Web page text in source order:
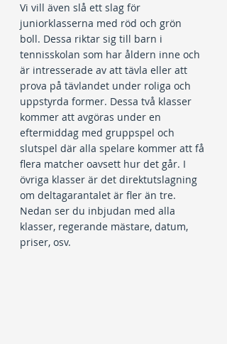
Vi vill även slå ett slag för
juniorklasserna med röd och grön
boll. Dessa riktar sig till barn i
tennisskolan som har åldern inne och
är intresserade av att tävla eller att
prova på tävlandet under roliga och
uppstyrda former. Dessa två klasser
kommer att avgöras under en
eftermiddag med gruppspel och
slutspel där alla spelare kommer att få
flera matcher oavsett hur det går. I
övriga klasser är det direktutslagning
om deltagarantalet är fler än tre.
Nedan ser du inbjudan med alla
klasser, regerande mästare, datum,
priser, osv.